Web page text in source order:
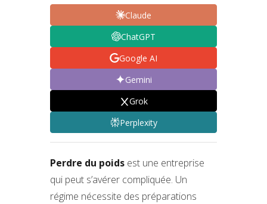
Claude
ChatGPT
Google AI
Gemini
Grok
Perplexity
Perdre du poids est une entreprise
qui peut s’avérer compliquée. Un
régime nécessite des préparations